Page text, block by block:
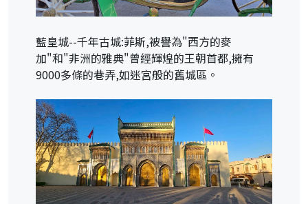
藍皇城--千年古城:菲斯,被譽為"西方的麥
加"和"非洲的雅典"曾經輝煌的王朝首都,擁有
9000多條的巷弄,如迷宮般的舊城區。